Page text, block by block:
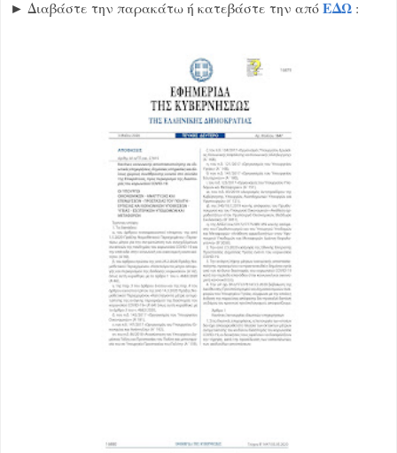
► Διαβάστε την παρακάτω ή κατεβάστε την απόΕΔΩ :